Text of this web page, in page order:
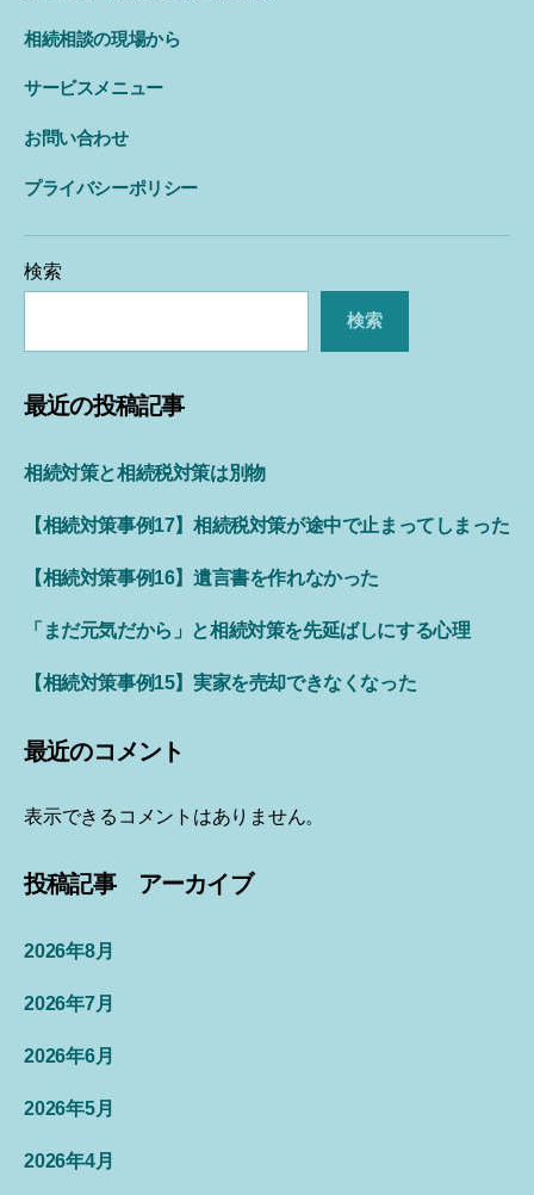
相続相談の現場から
サービスメニュー
お問い合わせ
プライバシーポリシー
検索
検索
最近の投稿記事
相続対策と相続税対策は別物
【相続対策事例17】相続税対策が途中で止まってしまった
【相続対策事例16】遺言書を作れなかった
「まだ元気だから」と相続対策を先延ばしにする心理
【相続対策事例15】実家を売却できなくなった
最近のコメント
表示できるコメントはありません。
投稿記事 アーカイブ
2026年8月
2026年7月
2026年6月
2026年5月
2026年4月